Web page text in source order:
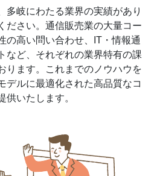
多岐にわたる業界の実績があり
ださい。通信販売業の大量コー
の高い問い合わせ、IT・情報通
など、それぞれの業界特有の課
ります。これまでのノウハウを
デルに最適化された高品質なコ
供いたします。